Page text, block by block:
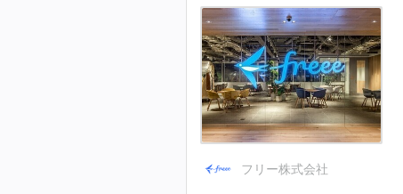
フリー株式会社